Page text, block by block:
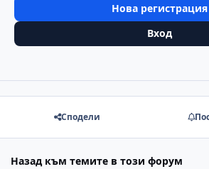
Нова регистрация
Вход
Сподели
Назад към темите в този форум